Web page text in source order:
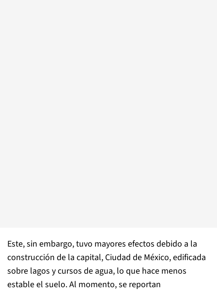
Este, sin embargo, tuvo mayores efectos debido a la
construcción de la capital, Ciudad de México, edificada
sobre lagos y cursos de agua, lo que hace menos
estable el suelo. Al momento, se reportan